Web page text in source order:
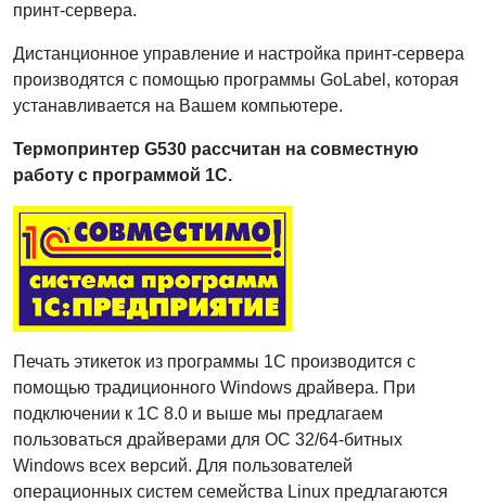
принт-сервера.
Дистанционное управление и настройка принт-сервера
производятся с помощью программы GoLabel, которая
устанавливается на Вашем компьютере.
Термопринтер G530 рассчитан на совместную
работу с программой 1С.
Печать этикеток из программы 1С производится с
помощью традиционного Windows драйвера. При
подключении к 1С 8.0 и выше мы предлагаем
пользоваться драйверами для ОС 32/64-битных
Windows всех версий. Для пользователей
операционных систем семейства Linux предлагаются